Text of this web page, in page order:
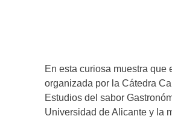
En esta curiosa muestra que
organizada por la Cátedra
Estudios del sabor
Universidad de Alicante y la